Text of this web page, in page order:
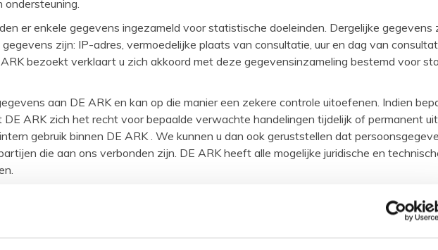
ondersteuning.
er enkele gegevens ingezameld voor statistische doeleinden. Dergelijke gegevens
zijn: IP-adres, vermoedelijke plaats van consultatie, uur en dag van
bezoekt verklaart u zich akkoord met deze gegevensinzameling bestemd voor
aan DE ARK en kan op die manier een zekere controle uitoefenen. Indien
ARK zich het recht voor bepaalde verwachte handelingen tijdelijk of permanent
gebruik binnen DE ARK . We kunnen u dan ook geruststellen dat
die aan ons verbonden zijn. DE ARK heeft alle mogelijke juridische en
over het recht op inzage, correctie of het wissen van uw persoonsgegevens, deze
aan DE ARK. Indien nodig kunt u ook vragen de gegevens te corrigeren die
contractuele basis.